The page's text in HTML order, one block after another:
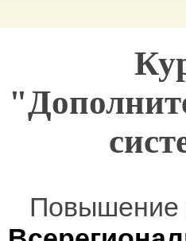
Повышение